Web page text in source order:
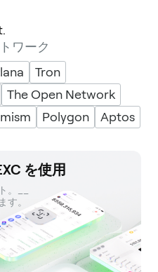
ワーク
Tron
The Open Network
Polygon
Aptos
を使用
。__
す。